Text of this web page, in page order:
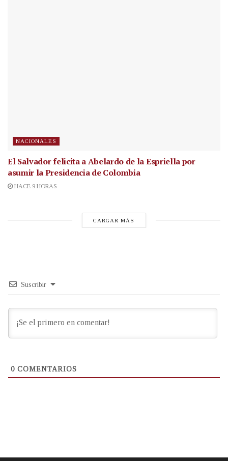
NACIONALES
El Salvador felicita a Abelardo de la Espriella por
asumir la Presidencia de Colombia
HACE 9 HORAS
CARGAR MÁS
Suscribir
0 COMENTARIOS